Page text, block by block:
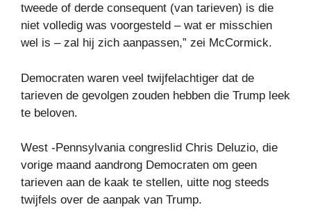
tweede of derde consequent (van tarieven) is die
niet volledig was voorgesteld – wat er misschien
wel is – zal hij zich aanpassen,” zei McCormick.
Democraten waren veel twijfelachtiger dat de
tarieven de gevolgen zouden hebben die Trump leek
te beloven.
West -Pennsylvania congreslid Chris Deluzio, die
vorige maand aandrong Democraten om geen
tarieven aan de kaak te stellen, uitte nog steeds
twijfels over de aanpak van Trump.